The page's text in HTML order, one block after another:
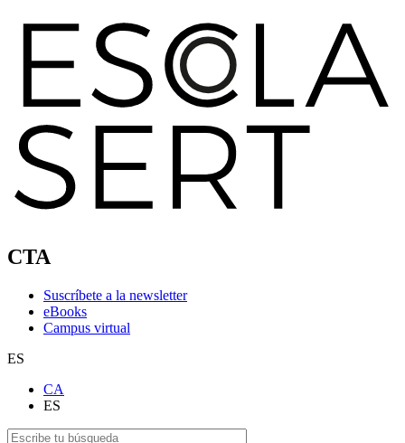
CTA
Suscríbete a la newsletter
eBooks
Campus virtual
ES
CA
ES